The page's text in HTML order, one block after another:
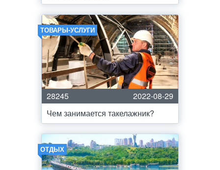
ТОВАРЫ-УСЛУГИ
28245
2022-08-29
Чем занимается такелажник?
ОТДЫХ